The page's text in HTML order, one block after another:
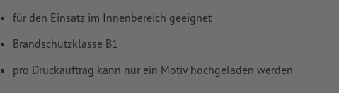
für den Einsatz im Innenbereich geeignet
Brandschutzklasse B1
pro Druckauftrag kann nur ein Motiv hochgeladen werden